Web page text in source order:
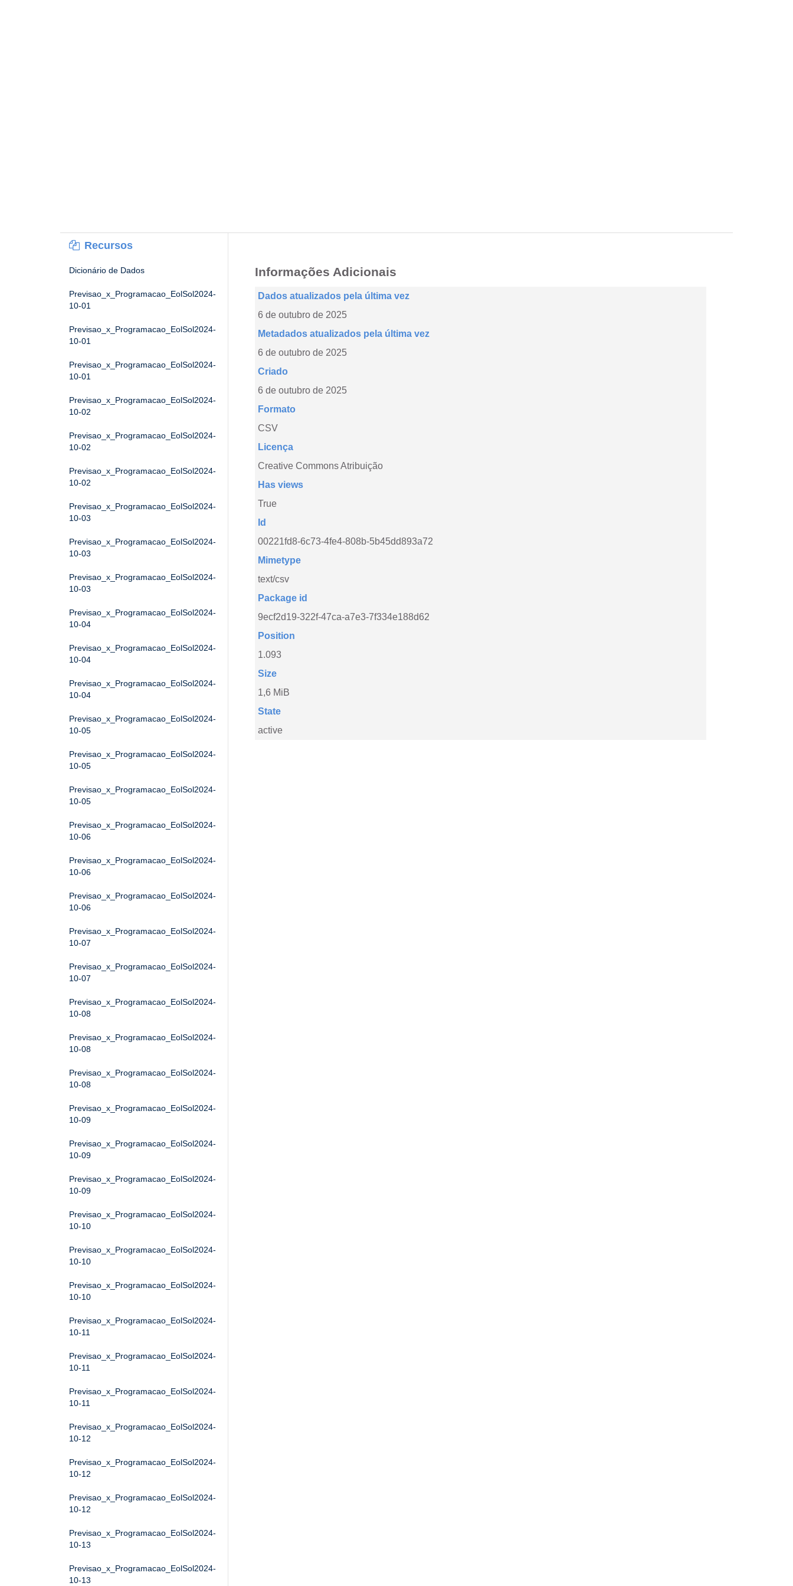
Recursos
Dicionário de Dados
Previsao_x_Programacao_EolSol2024-
10-01
Previsao_x_Programacao_EolSol2024-
10-01
Previsao_x_Programacao_EolSol2024-
10-01
Previsao_x_Programacao_EolSol2024-
10-02
Previsao_x_Programacao_EolSol2024-
10-02
Previsao_x_Programacao_EolSol2024-
10-02
Previsao_x_Programacao_EolSol2024-
10-03
Previsao_x_Programacao_EolSol2024-
10-03
Previsao_x_Programacao_EolSol2024-
10-03
Previsao_x_Programacao_EolSol2024-
10-04
Previsao_x_Programacao_EolSol2024-
10-04
Previsao_x_Programacao_EolSol2024-
10-04
Previsao_x_Programacao_EolSol2024-
10-05
Previsao_x_Programacao_EolSol2024-
10-05
Previsao_x_Programacao_EolSol2024-
10-05
Previsao_x_Programacao_EolSol2024-
10-06
Previsao_x_Programacao_EolSol2024-
10-06
Previsao_x_Programacao_EolSol2024-
10-06
Previsao_x_Programacao_EolSol2024-
10-07
Previsao_x_Programacao_EolSol2024-
10-07
Previsao_x_Programacao_EolSol2024-
10-08
Previsao_x_Programacao_EolSol2024-
10-08
Previsao_x_Programacao_EolSol2024-
10-08
Previsao_x_Programacao_EolSol2024-
10-09
Previsao_x_Programacao_EolSol2024-
10-09
Previsao_x_Programacao_EolSol2024-
10-09
Previsao_x_Programacao_EolSol2024-
10-10
Previsao_x_Programacao_EolSol2024-
10-10
Previsao_x_Programacao_EolSol2024-
10-10
Previsao_x_Programacao_EolSol2024-
10-11
Previsao_x_Programacao_EolSol2024-
10-11
Previsao_x_Programacao_EolSol2024-
10-11
Previsao_x_Programacao_EolSol2024-
10-12
Previsao_x_Programacao_EolSol2024-
10-12
Previsao_x_Programacao_EolSol2024-
10-12
Previsao_x_Programacao_EolSol2024-
10-13
Previsao_x_Programacao_EolSol2024-
10-13
Informações Adicionais
Dados atualizados pela última vez
6 de outubro de 2025
Metadados atualizados pela última vez
6 de outubro de 2025
Criado
6 de outubro de 2025
Formato
CSV
Licença
Creative Commons Atribuição
Has views
True
Id
00221fd8-6c73-4fe4-808b-5b45dd893a72
Mimetype
text/csv
Package id
9ecf2d19-322f-47ca-a7e3-7f334e188d62
Position
1.093
Size
1,6 MiB
State
active